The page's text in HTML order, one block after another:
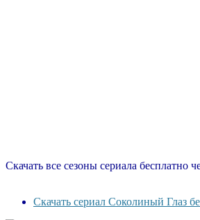
Скачать все сезоны сериала бесплатно
Скачать сериал Соколиный Глаз